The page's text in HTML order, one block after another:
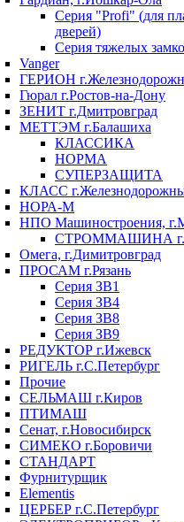
Серия "Profi" (для
дверей)
Серия тяжелых
Vanger
ГЕРИОН
Гюрал г.Ростов-на-Дону
ЗЕНИТ г.Дмитровград
МЕТТЭМ г.Балашиха
КЛАССИКА
НОРМА
СУПЕРЗАЩИТА
КЛАСС
НОРА-М
НПО Машиностроения,
СТРОММАШИНА
Омега, г.Димитровград
ПРОСАМ г.Рязань
Серия ЗВ1
Серия ЗВ4
Серия ЗВ8
Серия ЗВ9
РЕДУКТОР г.Ижевск
РИГЕЛЬ г.С.Петербург
Прочие
СЕЛЬМАШ г.Киров
ПТИМАШ
Сенат, г.Новосибирск
СИМЕКО г.Боровичи
СТАНДАРТ
Фурнитурщик
Elementis
ЦЕРБЕР г.С.Петербург